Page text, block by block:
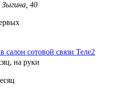
40
салон сотовой связи Теле2
на руки